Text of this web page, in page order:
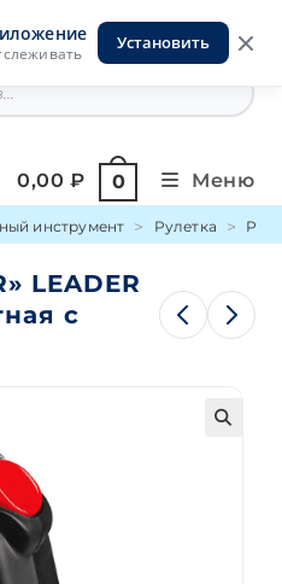
Установить
на Горской
0,00₽ 0 Меню
инструмент Рулетка
LEADER
с